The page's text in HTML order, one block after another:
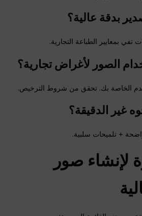
بدقة عالية؟
تفي بمعايير الطباعة التجارية.
الصور لأغراض تجارية؟
الخاصة بك. تحقق من شروط الترخيص.
غير الدقيقة؟
+ تلميحات سلبية.
لإنشاء صور